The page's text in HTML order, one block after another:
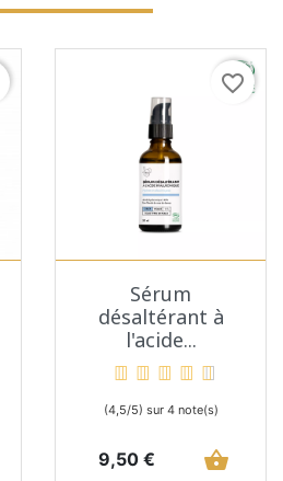
favorite_border
Sérum
désaltérant à
l'acide...
(4,5/5) sur 4 note(s)
Prix
9,50 € shopping_basket